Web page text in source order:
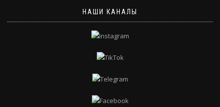
НАШИ КАНАЛЫ